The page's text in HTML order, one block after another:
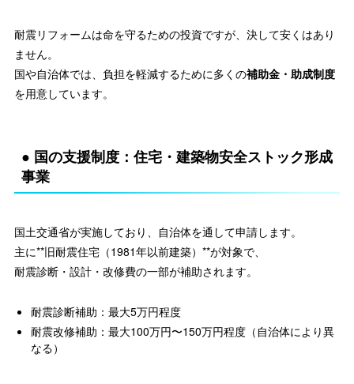
耐震リフォームは命を守るための投資ですが、決して安くはあり
ません。
国や自治体では、負担を軽減するために多くの補助金・助成制度
を用意しています。
● 国の支援制度：住宅・建築物安全ストック形成
事業
国土交通省が実施しており、自治体を通して申請します。
主に**旧耐震住宅（1981年以前建築）**が対象で、
耐震診断・設計・改修費の一部が補助されます。
耐震診断補助：最大5万円程度
耐震改修補助：最大100万円〜150万円程度（自治体により異
なる）